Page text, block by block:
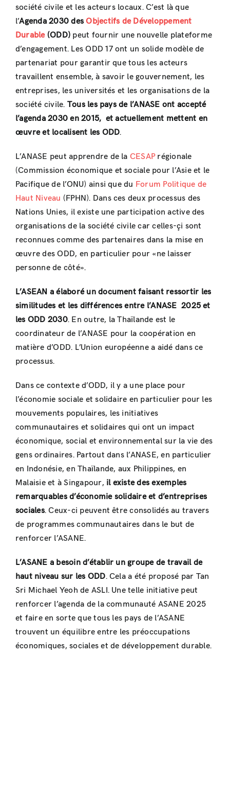
société civile et les acteurs locaux. C’est là que
l’Agenda 2030 des Objectifs de Développement
Durable(ODD) peut fournir une nouvelle plateforme
d’engagement. Les ODD 17 ont un solide modèle de
partenariat pour garantir que tous les acteurs
travaillent ensemble, à savoir le gouvernement, les
entreprises, les universités et les organisations de la
société civile. Tous les pays de l’ANASE ont accepté
l’agenda 2030 en 2015, et actuellement mettent en
œuvre et localisent les ODD.
L’ANASE peut apprendre de la CESAPrégionale
(Commission économique et sociale pour l’Asie et le
Pacifique de l’ONU) ainsi que du Forum Politique de
Haut Niveau (FPHN). Dans ces deux processus des
Nations Unies, il existe une participation active des
organisations de la société civile car celles-çi sont
reconnues comme des partenaires dans la mise en
œuvre des ODD, en particulier pour «ne laisser
personne de côté».
L’ASEAN a élaboré un document faisant ressortir les
similitudes et les différences entre l’ANASE 2025 et
les ODD 2030. En outre, la Thaïlande est le
coordinateur de l’ANASE pour la coopération en
matière d’ODD. L’Union européenne a aidé dans ce
processus.
Dans ce contexte d’ODD, il y a une place pour
l’économie sociale et solidaire en particulier pour les
mouvements populaires, les initiatives
communautaires et solidaires qui ont un impact
économique, social et environnemental sur la vie des
gens ordinaires. Partout dans l’ANASE, en particulier
en Indonésie, en Thaïlande, aux Philippines, en
Malaisie et à Singapour, il existe des exemples
remarquables d’économie solidaire et d’entreprises
sociales. Ceux-ci peuvent être consolidés au travers
de programmes communautaires dans le but de
renforcer l’ASANE.
L’ASANE a besoin d’établir un groupe de travail de
haut niveau sur les ODD. Cela a été proposé par Tan
Sri Michael Yeoh de ASLI. Une telle initiative peut
renforcer l’agenda de la communauté ASANE 2025
et faire en sorte que tous les pays de l’ASANE
trouvent un équilibre entre les préoccupations
économiques, sociales et de développement durable.